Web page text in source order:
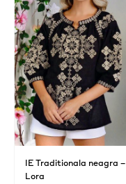
IE Traditionala neagra –
Lora